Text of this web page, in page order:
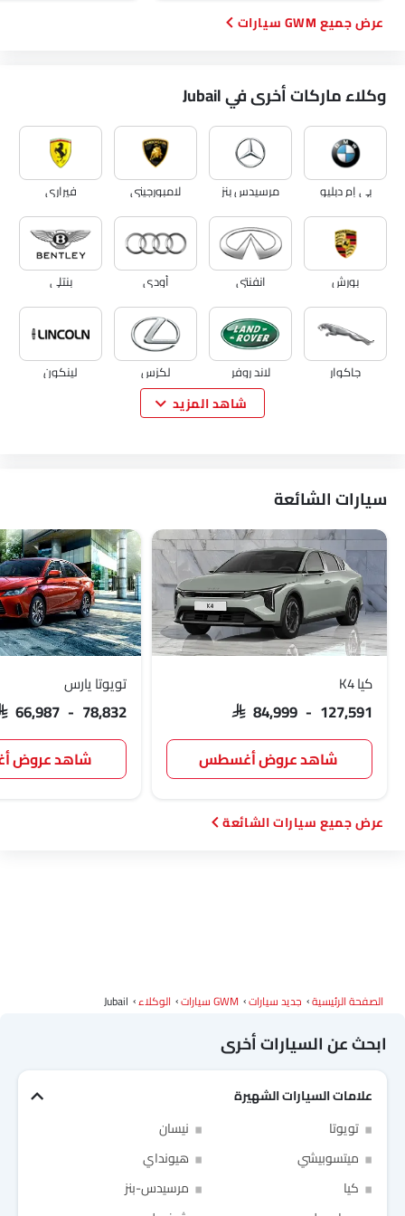
GWM سيارات
وكلاء ماركات أخرى في Jubail
بي إم دبليو مرسيدس بنز لامبورجيني فيراري
بورش انفنتي أودي بنتلي
جاكوار لاند روفر لكزس لينكون
جينيسيس أبارث بورجوارد هافال
VGV لوسيد بي واي دي تانك
جيتور سوإست أومودا
سكاي ويل بترومين فوتون
دودج كاديلاك أستون مارتن
رام بوغاتي
فورثينج هونشي
شاهد المزيد
سيارات الشائعة
كيا K4
SAR 84,999 - 127,591
شاهد عروض أغسطس
تويوتا يارس
66,987 - 78,832
شاهد عروض
سيارات الشائعة
الصفحة الرئيسية جديد سيارات GWM سيارات الوكلاء Jubail
ابحث عن السيارات أخرى
علامات السيارات الشهيرة
تويوتا
نيسان
ميتسوبيشي
هيونداي
كيا
مرسيدس-بنز
Link Your Google Account
Link Your Facebook Account